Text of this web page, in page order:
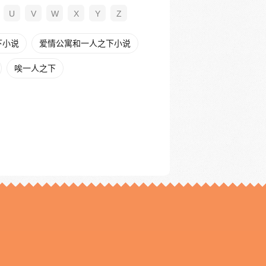
U V W X Y Z
小说 爱情公寓和一人之下小说
唉一人之下